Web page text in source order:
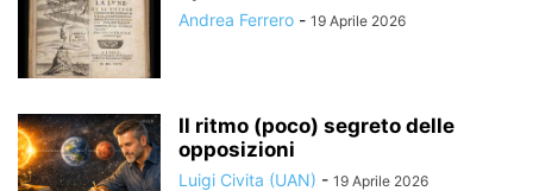
Andrea Ferrero - 19 Aprile 2026
Il ritmo (poco) segreto delle
opposizioni
Luigi Civita (UAN) - 19 Aprile 2026